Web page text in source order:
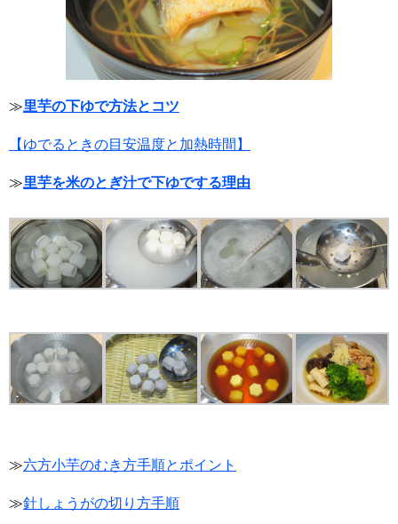
≫里芋の下ゆで方法とコツ
【ゆでるときの目安温度と加熱時間】
≫里芋を米のとぎ汁で下ゆでする理由
≫六方小芋のむき方手順とポイント
≫針しょうがの切り方手順